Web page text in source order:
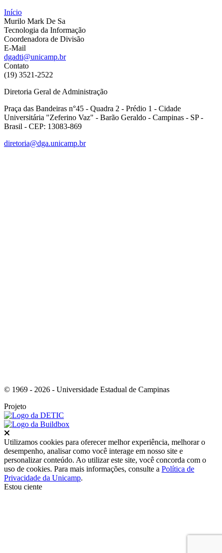
Início
Murilo Mark De Sa
Tecnologia da Informação
Coordenadora de Divisão
E-Mail
dgadti@unicamp.br
Contato
(19) 3521-2522
Diretoria Geral de Administração
Praça das Bandeiras n°45 - Quadra 2 - Prédio 1 - Cidade
Universitária "Zeferino Vaz" - Barão Geraldo - Campinas - SP -
Brasil - CEP: 13083-869
diretoria@dga.unicamp.br
© 1969 - 2026 - Universidade Estadual de Campinas
Projeto
Utilizamos cookies para oferecer melhor experiência, melhorar o
desempenho, analisar como você interage em nosso site e
personalizar conteúdo. Ao utilizar este site, você concorda com o
uso de cookies. Para mais informações, consulte a Política de
Privacidade da Unicamp.
Estou ciente